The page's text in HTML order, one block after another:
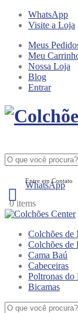
WhatsApp
Visite a Loja
Meus
Meu
Nossa Loja
Blog
Entrar
Entre em Contato
WhatsApp
00 items
Colchões de
Colchões de
Cama Baú
Cabeceiras
Poltronas do
Bicamas